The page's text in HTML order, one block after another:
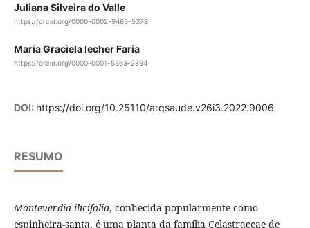
Juliana Silveira do Valle
https://orcid.org/0000-0002-9463-5378
Maria Graciela Iecher Faria
https://orcid.org/0000-0001-5363-2894
DOI: https://doi.org/10.25110/arqsaude.v26i3.2022.9006
RESUMO
Monteverdia ilicifolia, conhecida popularmente como
espinheira-santa, é uma planta da família Celastraceae de